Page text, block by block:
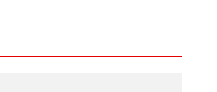
文具 玩具 スポーツ用品
家庭補修